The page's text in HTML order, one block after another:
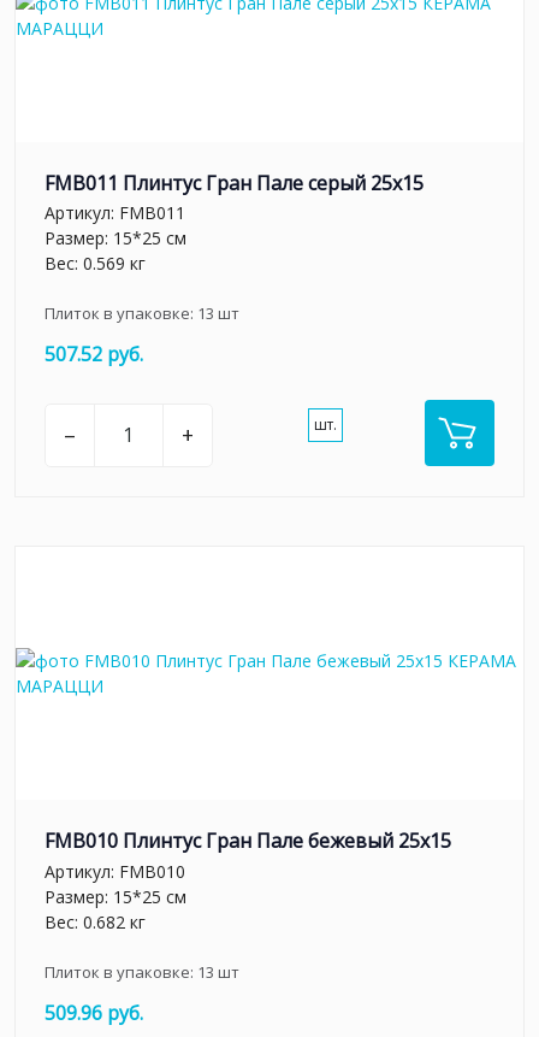
FMB011 Плинтус Гран Пале серый 25x15
Артикул: FMB011
Размер: 15*25 см
Вес: 0.569 кг
Плиток в упаковке: 13 шт
507.52 руб.
– + шт.
FMB010 Плинтус Гран Пале бежевый 25x15
Артикул: FMB010
Размер: 15*25 см
Вес: 0.682 кг
Плиток в упаковке: 13 шт
509.96 руб.